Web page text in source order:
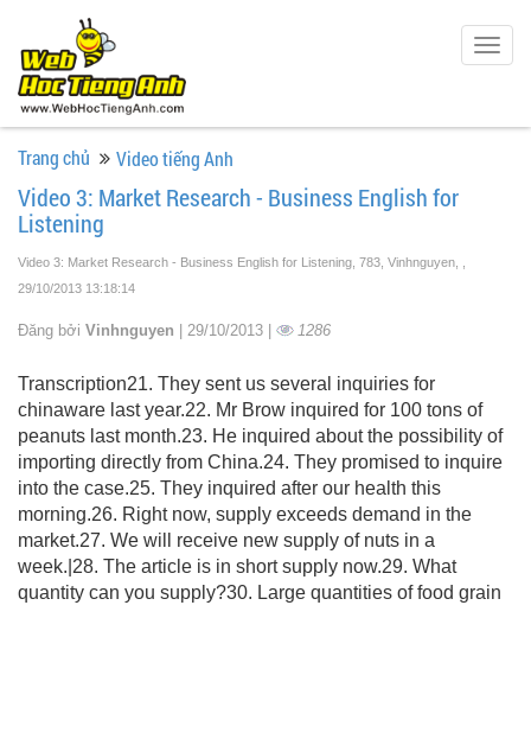
Trang chủ Video tiếng Anh
Video 3: Market Research - Business English for
Listening
Video 3: Market Research - Business English for Listening, 783, Vinhnguyen,
29/10/2013 13:18:14
Đăng bởi Vinhnguyen | 29/10/2013 | 1286
Transcription21. They sent us several inquiries for
chinaware last year.22. Mr Brow inquired for 100 tons of
peanuts last month.23. He inquired about the possibility of
importing directly from China.24. They promised to inquire
into the case.25. They inquired after our health this
morning.26. Right now, supply exceeds demand in the
market.27. We will receive new supply of nuts in a
week.|28. The article is in short supply now.29. What
quantity can you supply?30. Large quantities of food grain